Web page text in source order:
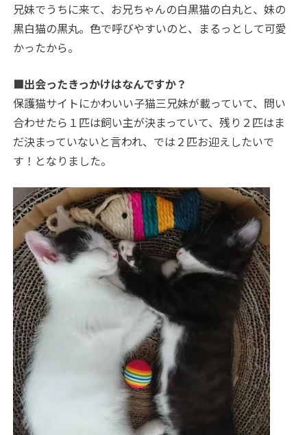
兄妹でうちに来て、お兄ちゃんの白黒猫の白丸と、妹の
黒白猫の黒丸。色で呼びやすいのと、まるっとして可愛
かったから。
■出会ったきっかけはなんですか？
保護猫サイトにかわいい子猫三兄妹が載っていて、問い
合わせたら１匹は飼い主が決まっていて、残り２匹はま
だ決まっていないと言われ、では２匹お迎えしたいで
す！となりました。